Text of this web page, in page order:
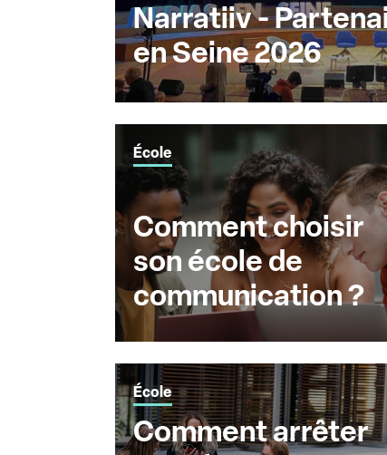
Narratiiv -
en Seine 2026
École
Comment choisir
son école de
communication ?
École
Comment arrêter